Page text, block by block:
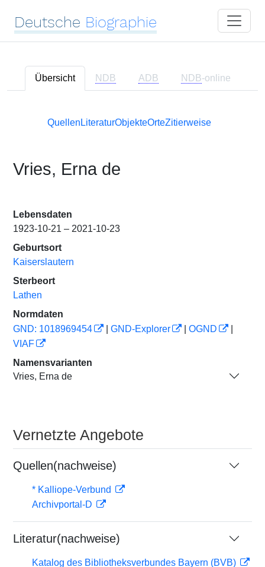
Deutsche Biographie
Übersicht NDB ADB NDB-online
Quellen LiteraturObjekteOrteZitierweise
Vries, Erna de
Lebensdaten
1923-10-21 – 2021-10-23
Geburtsort
Kaiserslautern
Sterbeort
Lathen
Normdaten
GND: 1018969454
GND-Explorer OGND
VIAF
Namensvarianten
Vries, Erna de
Vernetzte Angebote
Quellen(nachweise)
* Kalliope-Verbund
Archivportal-D
Literatur(nachweise)
Katalog des Bibliotheksverbundes Bayern (BVB)